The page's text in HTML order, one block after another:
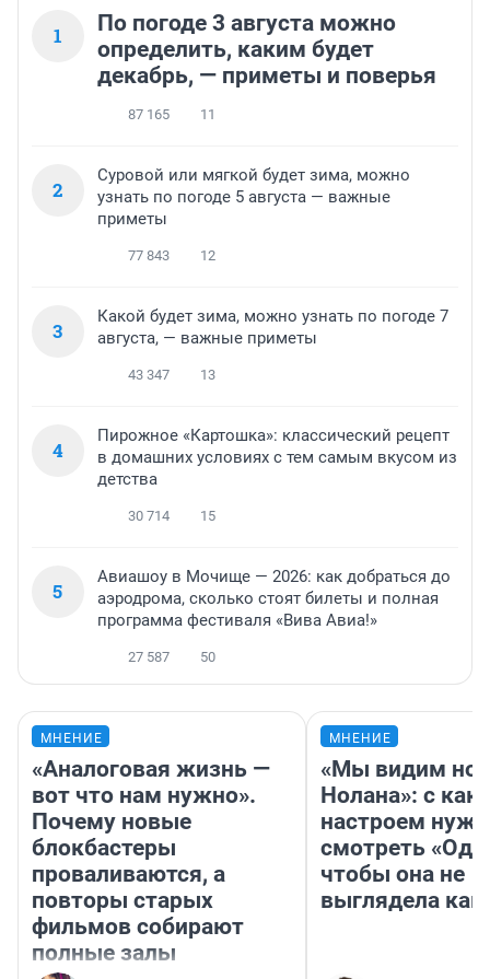
1
По погоде 3 августа можно
определить, каким будет
декабрь, — приметы и поверья
87 165 11
2
Суровой или мягкой будет зима, можно
узнать по погоде 5 августа — важные
приметы
77 843 12
3
Какой будет зима, можно узнать по погоде 7
августа, — важные приметы
43 347 13
4
Пирожное «Картошка»: классический рецепт
в домашних условиях с тем самым вкусом из
детства
30 714 15
5
Авиашоу в Мочище — 2026: как добраться до
аэродрома, сколько стоят билеты и полная
программа фестиваля «Вива Авиа!»
27 587 50
МНЕНИЕ
«Аналоговая жизнь —
вот что нам нужно».
Почему новые
блокбастеры
проваливаются, а
повторы старых
фильмов собирают
полные залы
МНЕНИЕ
«Мы видим
Нолана»: с
настроем
смотреть
чтобы она не
выглядела как